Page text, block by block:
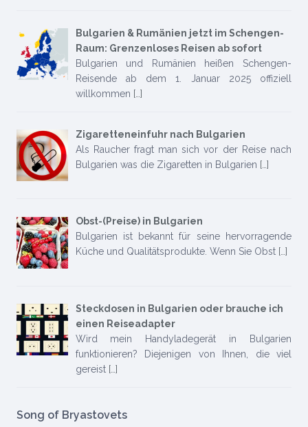
Bulgarien & Rumänien jetzt im Schengen-
Raum: Grenzenloses Reisen ab sofort
Bulgarien und Rumänien heißen Schengen-
Reisende ab dem 1. Januar 2025 offiziell
willkommen […]
Zigaretteneinfuhr nach Bulgarien
Als Raucher fragt man sich vor der Reise nach
Bulgarien was die Zigaretten in Bulgarien […]
Obst-(Preise) in Bulgarien
Bulgarien ist bekannt für seine hervorragende
Küche und Qualitätsprodukte. Wenn Sie Obst […]
Steckdosen in Bulgarien oder brauche ich
einen Reiseadapter
Wird mein Handyladegerät in Bulgarien
funktionieren? Diejenigen von Ihnen, die viel
gereist […]
Song of Bryastovets